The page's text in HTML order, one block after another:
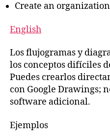
Create an
English
Los flujogramas y
los conceptos difíciles
Puedes crearlos
con Google Drawings;
software adicional.
Ejemplos